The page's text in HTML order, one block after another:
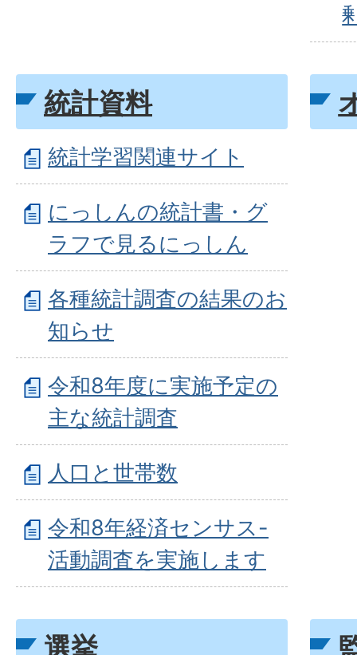
統計資料
統計学習関連サイト
にっしんの統計書・グ
ラフで見るにっしん
各種統計調査の結果のお
知らせ
令和8年度に実施予定の
主な統計調査
人口と世帯数
令和8年経済センサス-
活動調査を実施します
選挙